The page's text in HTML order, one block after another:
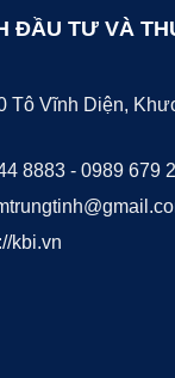
ĐẦU TƯ VÀ
Tô Vĩnh Diện,
8883 - 0989 679
kbi.vn